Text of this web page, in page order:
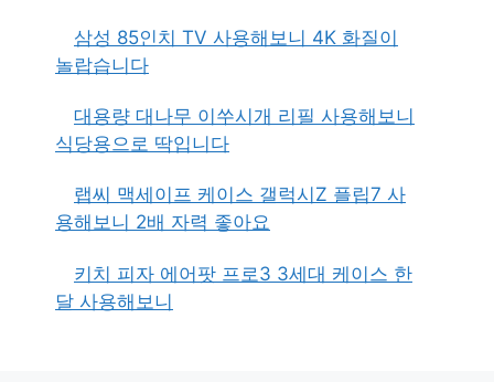
삼성 85인치 TV 사용해보니 4K 화질이
놀랍습니다
대용량 대나무 이쑤시개 리필 사용해보니
식당용으로 딱입니다
랩씨 맥세이프 케이스 갤럭시Z 플립7 사
용해보니 2배 자력 좋아요
키치 피자 에어팟 프로3 3세대 케이스 한
달 사용해보니